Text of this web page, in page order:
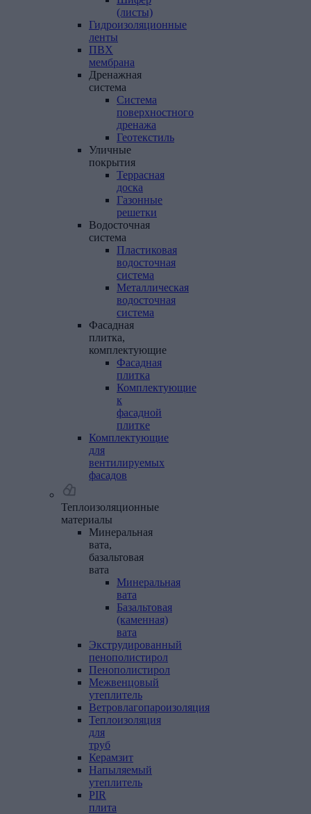
(листы)
Гидроизоляционные
ленты
ПВХ
мембрана
Дренажная
система
Система
поверхностного
дренажа
Геотекстиль
Уличные
покрытия
Террасная
доска
Газонные
решетки
Водосточная
система
Пластиковая
водосточная
система
Металлическая
водосточная
система
Фасадная
плитка,
комплектующие
Фасадная
плитка
Комплектующие
к
фасадной
плитке
Комплектующие
для
вентилируемых
фасадов
Теплоизоляционные
материалы
Минеральная
вата,
базальтовая
вата
Минеральная
вата
Базальтовая
(каменная)
вата
Экструдированный
пенополистирол
Пенополистирол
Межвенцовый
утеплитель
Ветровлагопароизоляция
Теплоизоляция
для
труб
Керамзит
Напыляемый
утеплитель
PIR
плита